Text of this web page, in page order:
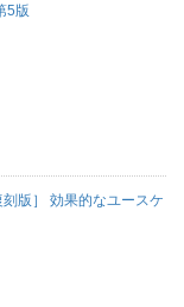
5版
版］ 効果的なユースケ